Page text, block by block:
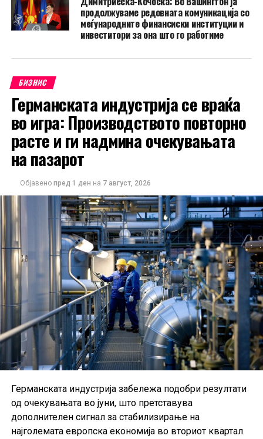
продолжуваме редовната комуникација со
меѓународните финансиски институции и
инвеститори за она што го работиме
БИЗНИС
Германската индустрија се враќа
во игра: Производството повторно
расте и ги надмина очекувањата
на пазарот
Објавено пред 1 ден на 7 август, 2026
Германската индустрија забележа подобри резултати
од очекувањата во јуни, што претставува
дополнителен сигнал за стабилизирање на
најголемата европска економија во вториот квартал